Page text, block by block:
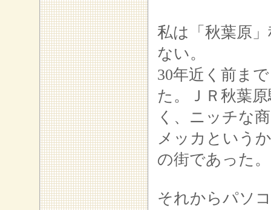
私は「秋葉原
ない。
30年近く前ま
た。ＪＲ秋葉
く、ニッチな
メッカという
の街であった。
それからパソ